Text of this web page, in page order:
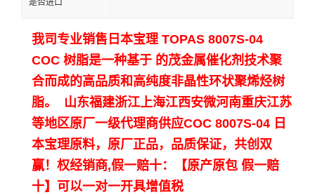
是否进口
我司专业销售日本宝理 TOPAS 8007S-04
COC 树脂是一种基于 的茂金属催化剂技术聚
合而成的高品质和高纯度非晶性环状聚烯烃树
脂。 山东福建浙江上海江西安微河南重庆江苏
等地区原厂一级代理商供应COC 8007S-04 日
本宝理原料，原厂正品，品质保证，共创双
赢！ 权经销商,假一赔十：【原产原包 假一赔
十】可以一对一开具增值税